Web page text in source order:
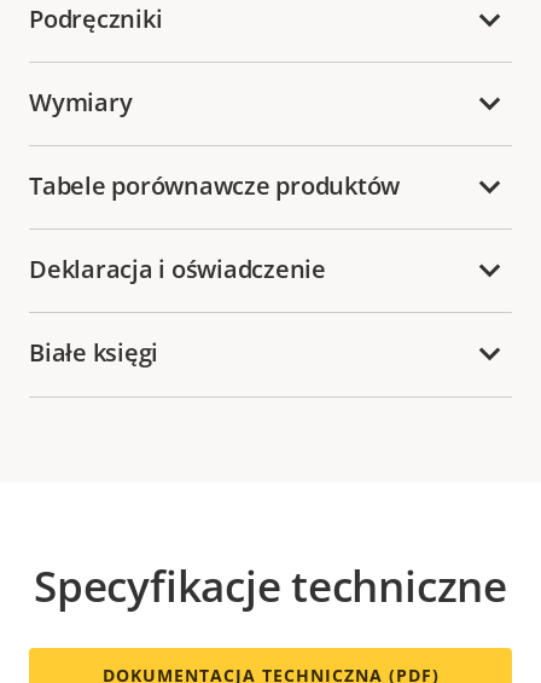
Podręczniki
Wymiary
Tabele porównawcze produktów
Deklaracja i oświadczenie
Białe księgi
Specyfikacje techniczne
DOKUMENTACJA TECHNICZNA (PDF)